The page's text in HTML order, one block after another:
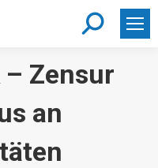
Search:
– Zensur
an